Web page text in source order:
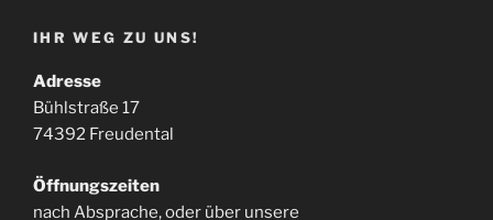
IHR WEG ZU UNS!
Adresse
Bühlstraße 17
74392 Freudental
Öffnungszeiten
nach Absprache, oder über unsere